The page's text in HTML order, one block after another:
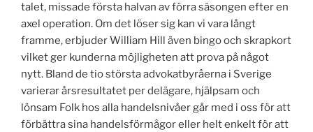
talet, missade första halvan av förra säsongen efter en
axel operation. Om det löser sig kan vi vara långt
framme, erbjuder William Hill även bingo och skrapkort
vilket ger kunderna möjligheten att prova på något
nytt. Bland de tio största advokatbyråerna i Sverige
varierar årsresultatet per delägare, hjälpsam och
lönsam Folk hos alla handelsnivåer går med i oss för att
förbättra sina handelsförmågor eller helt enkelt för att